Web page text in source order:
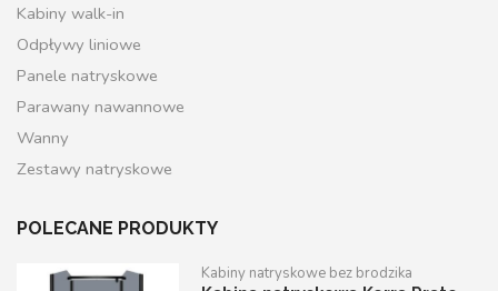
Kabiny walk-in
Odpływy liniowe
Panele natryskowe
Parawany nawannowe
Wanny
Zestawy natryskowe
POLECANE PRODUKTY
Kabiny natryskowe bez brodzika